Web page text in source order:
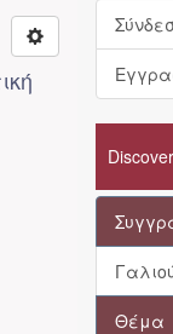
Discover
Θέμα